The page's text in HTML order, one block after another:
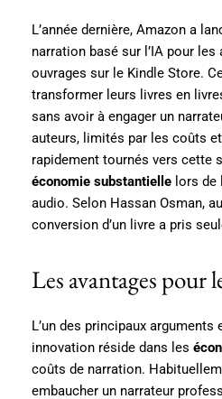
L’année dernière, Amazon a
narration basé sur l’IA pour
ouvrages sur le Kindle Store.
transformer leurs livres en
sans avoir à engager un
auteurs, limités par les coûts
rapidement tournés vers cette
économie substantielle lors
audio. Selon Hassan Osman,
conversion d’un livre a pris
Les avantages pour
L’un des principaux arguments
innovation réside dans les
coûts de narration.
embaucher un narrateur